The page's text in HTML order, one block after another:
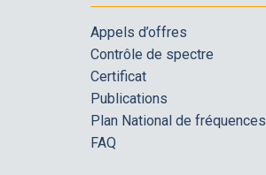
Appels d’offres
Contrôle de spectre
Certificat
Publications
Plan National de fréquences
FAQ